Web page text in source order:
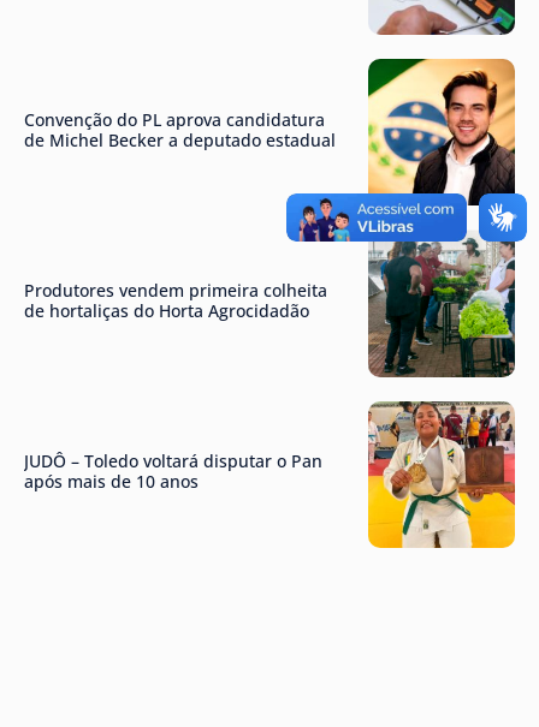
Convenção do PL aprova candidatura
de Michel Becker a deputado estadual
Produtores vendem primeira colheita
de hortaliças do Horta Agrocidadão
JUDÔ – Toledo voltará disputar o Pan
após mais de 10 anos